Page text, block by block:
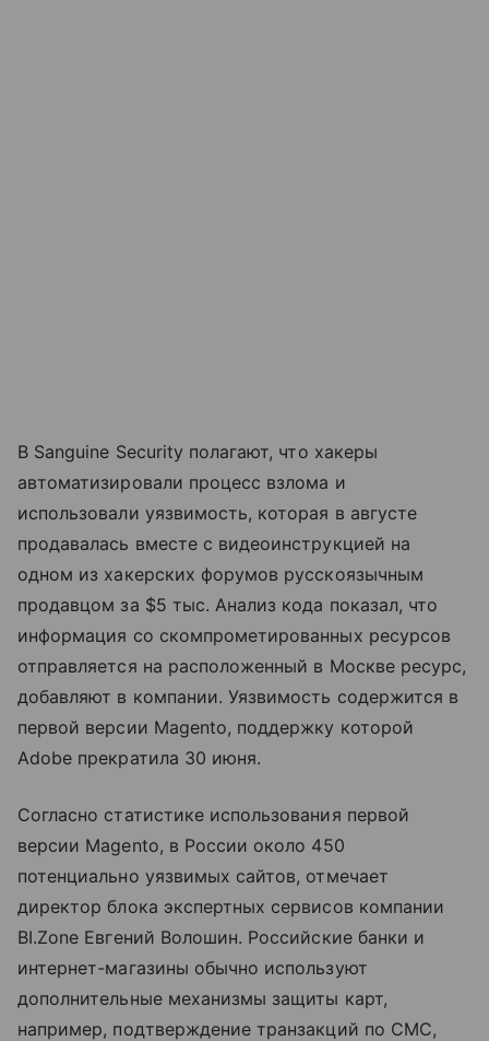
В Sanguine Security полагают, что хакеры
автоматизировали процесс взлома и
использовали уязвимость, которая в августе
продавалась вместе с видеоинструкцией на
одном из хакерских форумов русскоязычным
продавцом за $5 тыс. Анализ кода показал, что
информация со скомпрометированных ресурсов
отправляется на расположенный в Москве ресурс,
добавляют в компании. Уязвимость содержится в
первой версии Magento, поддержку которой
Adobe прекратила 30 июня.
Согласно статистике использования первой
версии Magento, в России около 450
потенциально уязвимых сайтов, отмечает
директор блока экспертных сервисов компании
BI.Zone Евгений Волошин. Российские банки и
интернет-магазины обычно используют
дополнительные механизмы защиты карт,
например, подтверждение транзакций по СМС,